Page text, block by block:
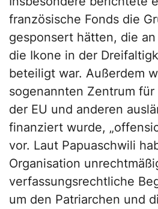
französische Fonds die
gesponsert hätten, die
die Ikone in der
beteiligt war. Außerdem
sogenannten Zentrum für
der EU und anderen
finanziert wurde,
vor. Laut Papuaschwili
Organisation
verfassungsrechtliche
um den Patriarchen und